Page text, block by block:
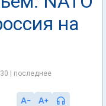
на
| последнее